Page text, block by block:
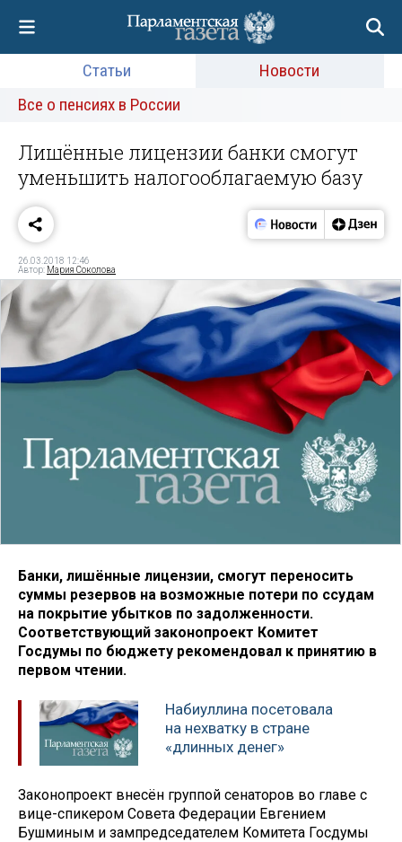
Статьи
Новости
Все о пенсиях в России
Лишённые лицензии банки смогут
уменьшить налогооблагаемую базу
26.03.2018 12:46
Автор: Мария Соколова
Банки, лишённые лицензии, смогут переносить
суммы резервов на возможные потери по ссудам
на покрытие убытков по задолженности.
Соответствующий законопроект Комитет
Госдумы по бюджету рекомендовал к принятию в
первом чтении.
Набиуллина посетовала
на нехватку в стране
«длинных денег»
Законопроект внесён группой сенаторов во главе с
вице-спикером Совета Федерации Евгением
Бушминым и зампредcедателем Комитета Госдумы